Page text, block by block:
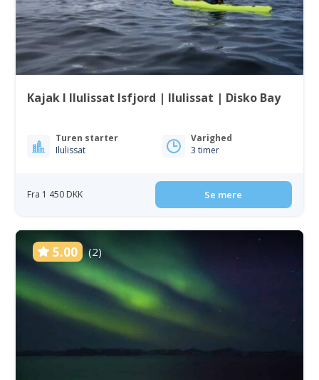
Kajak I Ilulissat Isfjord | Ilulissat | Disko Bay
Turen starter
Ilulissat
Varighed
3 timer
Fra 1 450 DKK Se mere
5.00 (2)